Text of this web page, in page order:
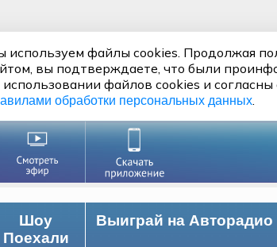
Выиграй на Авторадио
Шоу
Поехали
используем файлы cookies. Продолжая
вы подтверждаете, что были
использовании файлов cookies и
обработки персональных данных.